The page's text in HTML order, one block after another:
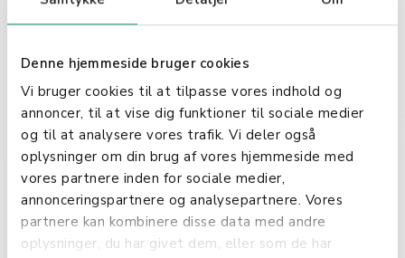
Denne hjemmeside bruger cookies
Vi bruger cookies til at tilpasse vores indhold og
annoncer, til at vise dig funktioner til sociale medier
og til at analysere vores trafik. Vi deler også
oplysninger om din brug af vores hjemmeside med
vores partnere inden for sociale medier,
annonceringspartnere og analysepartnere. Vores
partnere kan kombinere disse data med andre
oplysninger, du har givet dem, eller som de har
facilitere transaktioner foretaget
betalingskort. Dette sikrer en
gnidningsfri betalingsoplevelse for
både kunder og forretninger.
Automatiske
Betalingsaftaler
PBS gør det også muligt for
virksomheder at oprette